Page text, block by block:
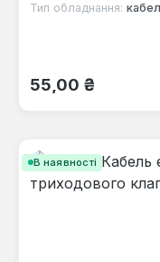
Тип обладнання:
Звичайна ціна:
55,00 ₴
В наявності